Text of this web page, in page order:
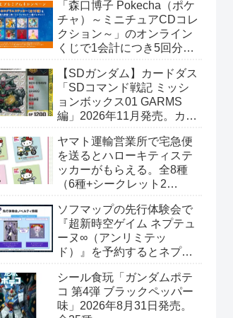
「森口博子 Pokecha（ポケ
チャ）～ミニチュアCDコレ
クション～」のオンライン
くじで1会計につき5回分購
トホログラムステッカー」
がもらえる。全10種。8月
15日〜。
【SDガンダム】カードダス
「SDコマンド戦記 ミッシ
ョンボックス01 GARMS
編」2026年11月発売。カー
プレミアムバンダイ予約開
始。
ヤマト運輸営業所で宅急便
を送るとハローキティステ
ッカーがもらえる。全8種
（6種+シークレット2
キラシール。
ソフマップの先行体験会で
『超新時空ゲイム ネプテュ
ーヌ∞（アンリミテッ
ド）』を予約するとネプテ
もらえる。8月8日（土）＠
ソフマップAKIBA
シール食玩「ガンダムポテ
コ 第4弾 ブラックペッパー
味」2026年8月31日発売。